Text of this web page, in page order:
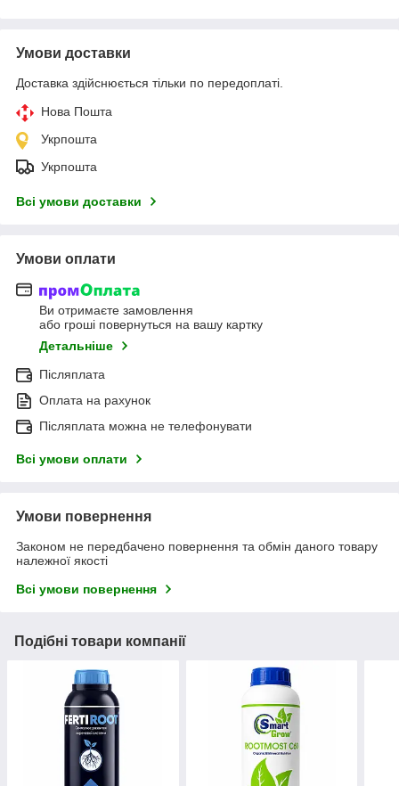
Умови доставки
Доставка здійснюється тільки по передоплаті.
Нова Пошта
Укрпошта
Укрпошта
Всі умови доставки
Умови оплати
Ви отримаєте замовлення
або гроші повернуться на вашу картку
Детальніше
Післяплата
Оплата на рахунок
Післяплата можна не телефонувати
Всі умови оплати
Умови повернення
Законом не передбачено повернення та обмін даного товару
належної якості
Всі умови повернення
Подібні товари компанії